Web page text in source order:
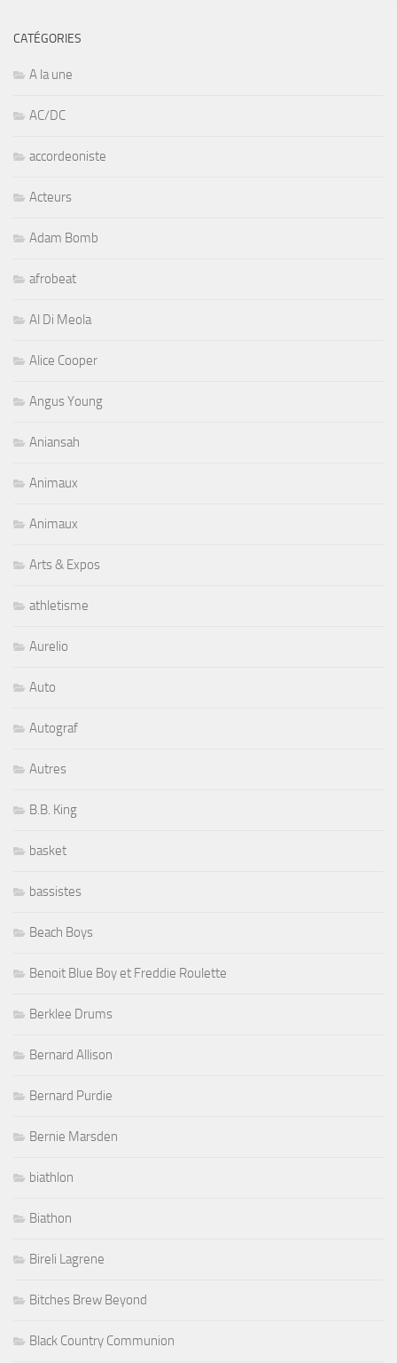
CATÉGORIES
A la une
AC/DC
accordeoniste
Acteurs
Adam Bomb
afrobeat
Al Di Meola
Alice Cooper
Angus Young
Aniansah
Animaux
Animaux
Arts & Expos
athletisme
Aurelio
Auto
Autograf
Autres
B.B. King
basket
bassistes
Beach Boys
Benoit Blue Boy et Freddie Roulette
Berklee Drums
Bernard Allison
Bernard Purdie
Bernie Marsden
biathlon
Biathon
Bireli Lagrene
Bitches Brew Beyond
Black Country Communion